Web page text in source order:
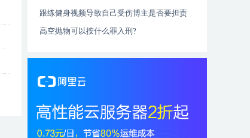
发不发工资？
跟练健身视频导致自己受伤博主是否要担责
高空抛物可以按什么罪入刑?